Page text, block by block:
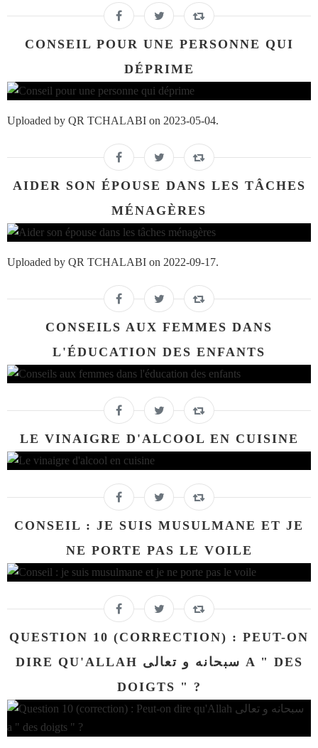
CONSEIL POUR UNE PERSONNE QUI
DÉPRIME
Uploaded by QR TCHALABI on 2023-05-04.
AIDER SON ÉPOUSE DANS LES TÂCHES
MÉNAGÈRES
Uploaded by QR TCHALABI on 2022-09-17.
CONSEILS AUX FEMMES DANS
L'ÉDUCATION DES ENFANTS
LE VINAIGRE D'ALCOOL EN CUISINE
CONSEIL : JE SUIS MUSULMANE ET JE
NE PORTE PAS LE VOILE
QUESTION 10 (CORRECTION) : PEUT-ON
DIRE QU'ALLAH سبحانه و تعالى A " DES
DOIGTS " ?